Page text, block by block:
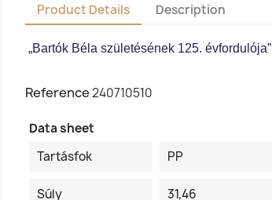
Product Details Description
„Bartók Béla születésének 125. évfordulója”
Reference240710510
Data sheet
Tartásfok
PP
Súly 31,46